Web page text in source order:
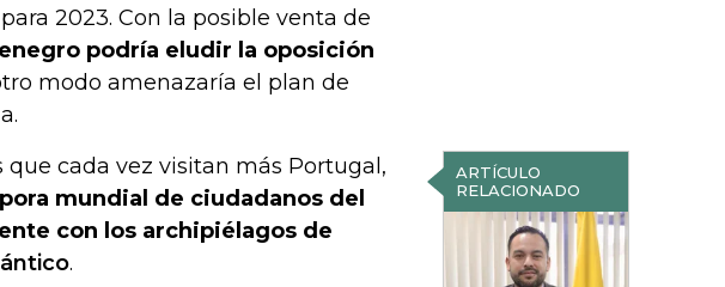
2023. Con la posible venta de
podría eludir la oposición
modo amenazaría el plan de
ARTÍCULO
RELACIONADO
cada vez visitan más Portugal,
mundial de ciudadanos del
con los archipiélagos de
.